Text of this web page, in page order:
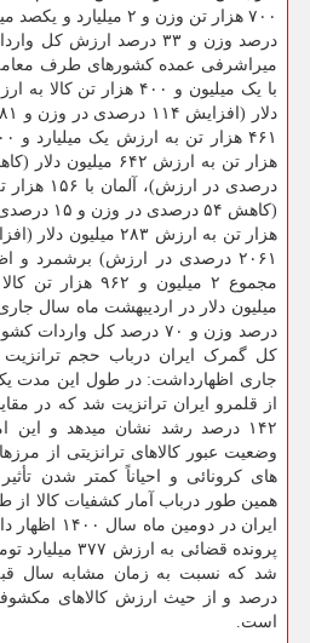
درصد وزن و ۳۳ درصد ارزش
میراشرفی عمده کشورهای طرف معامله
درصد وزن و ۷۰ درصد کل
کل گمرک ایران درباب حجم ترانزیت
از قلمرو ایران ترانزیت شد که در
۱۴۲ درصد رشد نشان میدهد و این
وضعیت عبور کالاهای ترانزیتی از
های کرونائی و احیاناً کمتر شدن
همین طور درباب آمار کشفیات کالا
پرونده قضائی به
است.